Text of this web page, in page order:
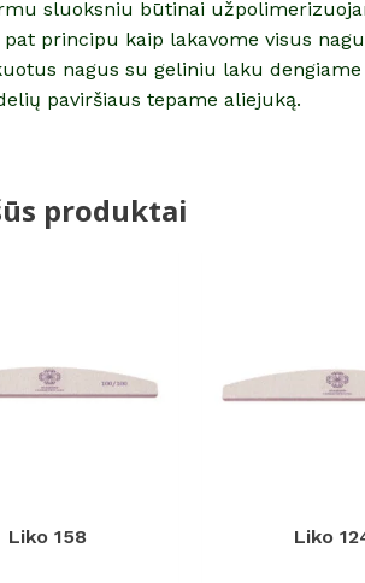
sluoksniu būtinai
pat principu kaip lakavome visus
nagus su geliniu laku
paviršiaus tepame aliejuką.
produktai
Liko 158 Liko